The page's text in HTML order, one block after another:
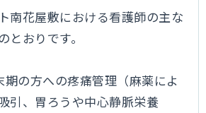
南花屋敷における看護師の主な
とおりです。
の方への疼痛管理（麻薬によ
引、胃ろうや中心静脈栄養